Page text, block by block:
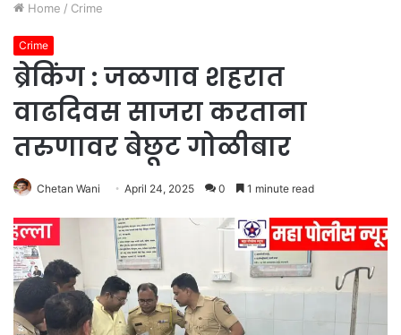
Home / Crime
Crime
ब्रेकिंग : जळगाव शहरात
वाढदिवस साजरा करताना
तरुणावर बेछूट गोळीबार
Chetan Wani April 24, 2025 0 1 minute read